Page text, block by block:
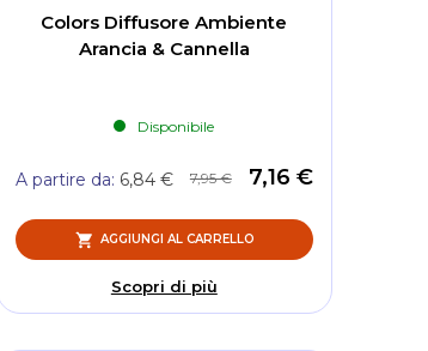
Colors Diffusore Ambiente
Arancia & Cannella
Disponibile
7,16 €
7,95 €
A partire da 6,84 €
AGGIUNGI AL CARRELLO
Scopri di più